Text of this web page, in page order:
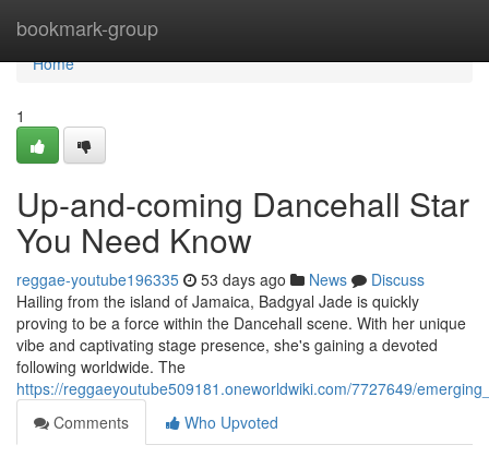
bookmark-group
Home
Home
1
Up-and-coming Dancehall Star
You Need Know
reggae-youtube196335 53 days ago News
Discuss
Hailing from the island of Jamaica, Badgyal Jade is quickly
proving to be a force within the Dancehall scene. With her unique
vibe and captivating stage presence, she's gaining a devoted
following worldwide. The
https://reggaeyoutube509181.oneworldwiki.com/7727649/
Comments
Who Upvoted